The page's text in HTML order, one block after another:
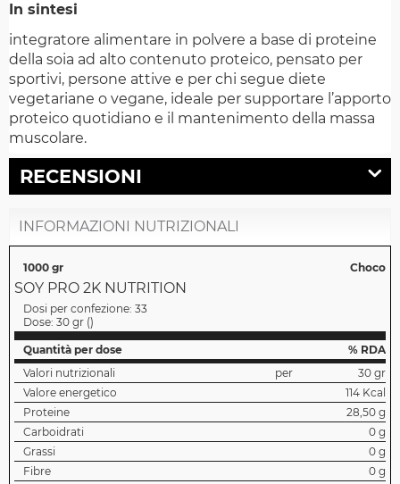
In sintesi
integratore alimentare in polvere a base di proteine
della soia ad alto contenuto proteico, pensato per
sportivi, persone attive e per chi segue diete
vegetariane o vegane, ideale per supportare l’apporto
proteico quotidiano e il mantenimento della massa
muscolare.
RECENSIONI
INFORMAZIONI NUTRIZIONALI
1000 gr Choco
SOY PRO 2K NUTRITION
Dosi per confezione: 33
Dose: 30 gr ()
Quantità per dose
% RDA
Valori nutrizionali
per
30 gr
Valore energetico
114 Kcal
Proteine
28,50 g
Carboidrati
0 g
Grassi
0 g
Fibre
0 g